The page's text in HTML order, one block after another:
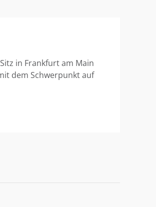
in Frankfurt am Main
dem Schwerpunkt auf